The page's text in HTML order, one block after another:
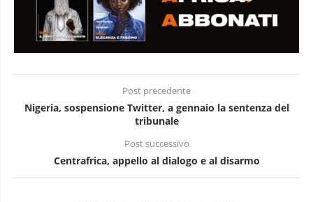
Post precedente
Nigeria, sospensione Twitter, a gennaio la sentenza del
tribunale
Post successivo
Centrafrica, appello al dialogo e al disarmo